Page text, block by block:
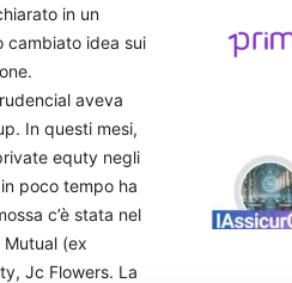
in un
cambiato idea sui
aveva
In questi mesi,
equty negli
poco tempo ha
c’è stata nel
(ex
Jc Flowers. La